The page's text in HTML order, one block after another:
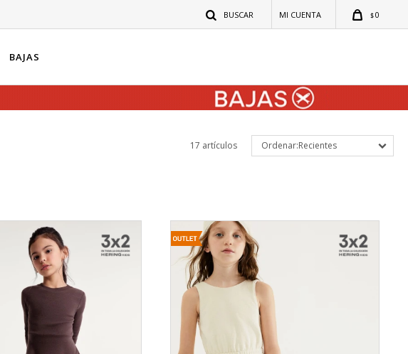
BAJAS
$0
17 artículos Recientes